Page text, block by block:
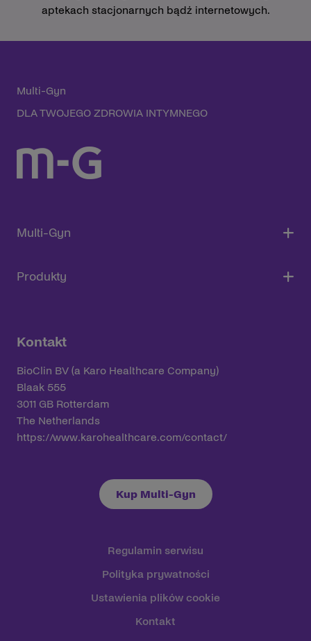
aptekach stacjonarnych bądź internetowych.
Multi-Gyn
DLA TWOJEGO ZDROWIA INTYMNEGO
Multi-Gyn
Produkty
Kontakt
BioClin BV (a Karo Healthcare Company)
Blaak 555
3011 GB Rotterdam
The Netherlands
https://www.karohealthcare.com/contact/
Kup Multi-Gyn
Regulamin serwisu
Polityka prywatności
Ustawienia plików cookie
Kontakt